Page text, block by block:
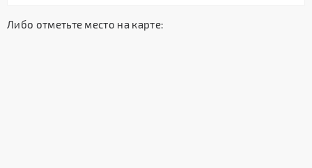
Либо отметьте место на карте: